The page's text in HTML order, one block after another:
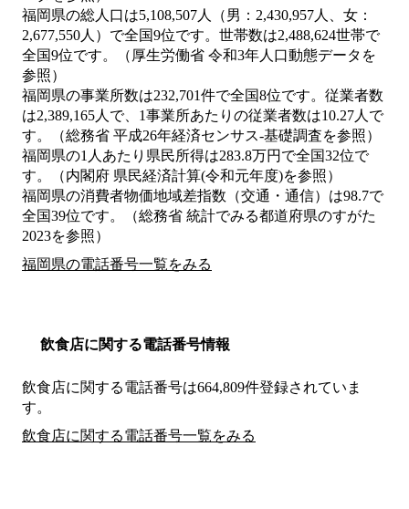
福岡県の総人口は5,108,507人（男：2,430,957人、女：
2,677,550人）で全国9位です。世帯数は2,488,624世帯で
全国9位です。（厚生労働省 令和3年人口動態データを
参照）
福岡県の事業所数は232,701件で全国8位です。従業者数
は2,389,165人で、1事業所あたりの従業者数は10.27人で
す。（総務省 平成26年経済センサス‐基礎調査を参照）
福岡県の1人あたり県民所得は283.8万円で全国32位で
す。（内閣府 県民経済計算(令和元年度)を参照）
福岡県の消費者物価地域差指数（交通・通信）は98.7で
全国39位です。（総務省 統計でみる都道府県のすがた
2023を参照）
福岡県の電話番号一覧をみる
飲食店に関する電話番号情報
飲食店に関する電話番号は664,809件登録されていま
す。
飲食店に関する電話番号一覧をみる